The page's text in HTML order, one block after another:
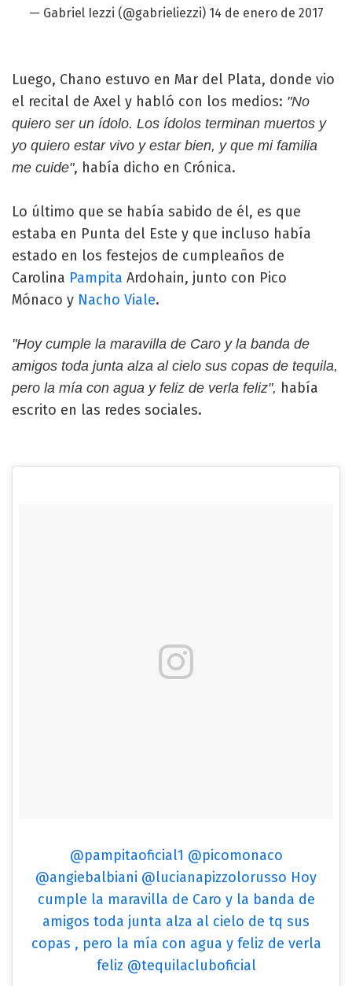
— Gabriel Iezzi (@gabrieliezzi) 14 de enero de 2017
Luego, Chano estuvo en Mar del Plata, donde vio
el recital de Axel y habló con los medios: "No
quiero ser un ídolo. Los ídolos terminan muertos y
yo quiero estar vivo y estar bien, y que mi familia
me cuide", había dicho en Crónica.
Lo último que se había sabido de él, es que
estaba en Punta del Este y que incluso había
estado en los festejos de cumpleaños de
Carolina Pampita Ardohain, junto con Pico
Mónaco y Nacho Viale.
"Hoy cumple la maravilla de Caro y la banda de
amigos toda junta alza al cielo sus copas de tequila,
pero la mía con agua y feliz de verla feliz", había
escrito en las redes sociales.
@pampitaoficial1 @picomonaco
@angiebalbiani @lucianapizzolorusso Hoy
cumple la maravilla de Caro y la banda de
amigos toda junta alza al cielo de tq sus
copas , pero la mía con agua y feliz de verla
feliz @tequilacluboficial